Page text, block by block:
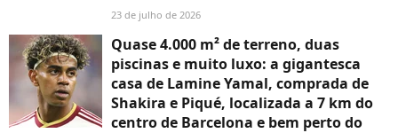
23 de julho de 2026
Quase 4.000 m² de terreno, duas
piscinas e muito luxo: a gigantesca
casa de Lamine Yamal, comprada de
Shakira e Piqué, localizada a 7 km do
centro de Barcelona e bem perto do